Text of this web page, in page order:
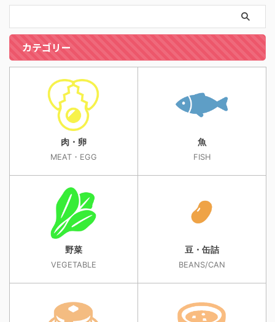
カテゴリー
肉・卵
MEAT・EGG
魚
FISH
野菜
VEGETABLE
豆・缶詰
BEANS/CAN